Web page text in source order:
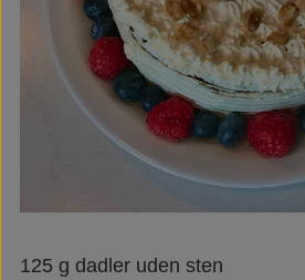
125 g dadler uden sten